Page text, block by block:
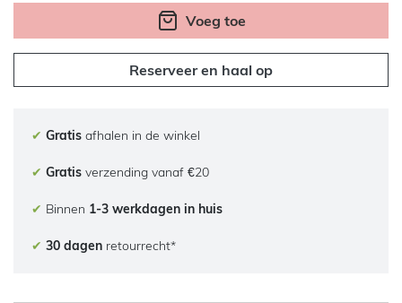
Voeg toe
Reserveer en haal op
✔ Gratis afhalen in de winkel
✔ Gratis verzending vanaf €20
✔ Binnen 1-3 werkdagen in huis
✔ 30 dagen retourrecht*